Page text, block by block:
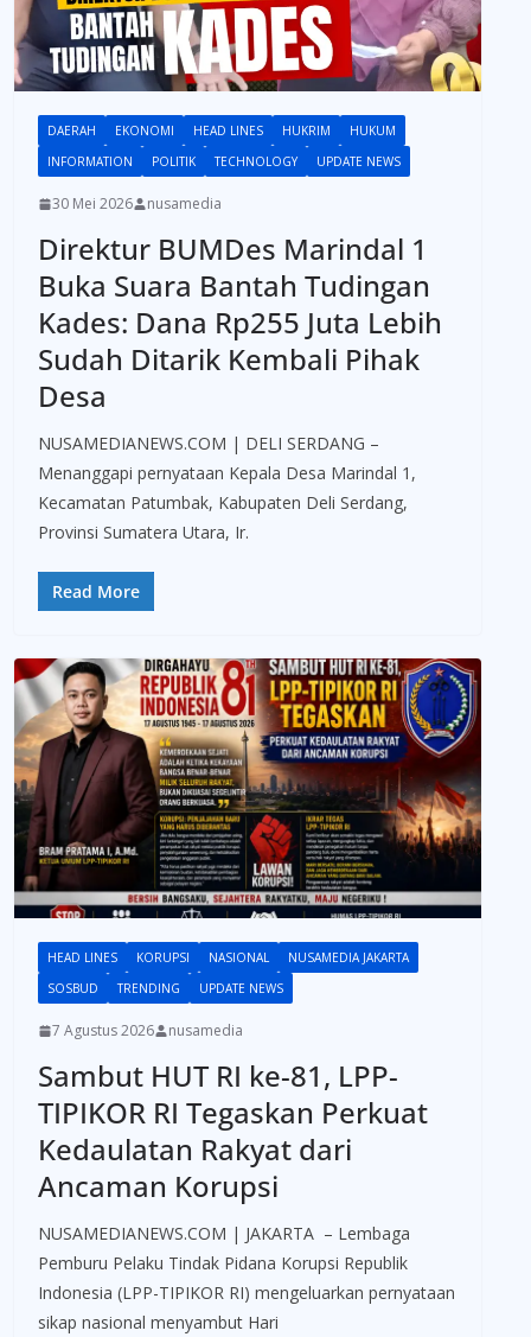
DAERAH EKONOMI HEAD LINES HUKRIM
HUKUM
INFORMATION
POLITIK TECHNOLOGY UPDATE NEWS
30 Mei 2026 nusamedia
Direktur BUMDes Marindal 1
Buka Suara Bantah Tudingan
Kades: Dana Rp255 Juta Lebih
Sudah Ditarik Kembali Pihak
Desa
NUSAMEDIANEWS.COM | DELI SERDANG –
Menanggapi pernyataan Kepala Desa Marindal 1,
Kecamatan Patumbak, Kabupaten Deli Serdang,
Provinsi Sumatera Utara, Ir.
Read More
HEAD LINES KORUPSI NASIONAL
NUSAMEDIA JAKARTA
SOSBUD
TRENDING UPDATE NEWS
7 Agustus 2026 nusamedia
Sambut HUT RI ke-81, LPP-
TIPIKOR RI Tegaskan Perkuat
Kedaulatan Rakyat dari
Ancaman Korupsi
NUSAMEDIANEWS.COM | JAKARTA – Lembaga
Pemburu Pelaku Tindak Pidana Korupsi Republik
Indonesia (LPP-TIPIKOR RI) mengeluarkan pernyataan
sikap nasional menyambut Hari